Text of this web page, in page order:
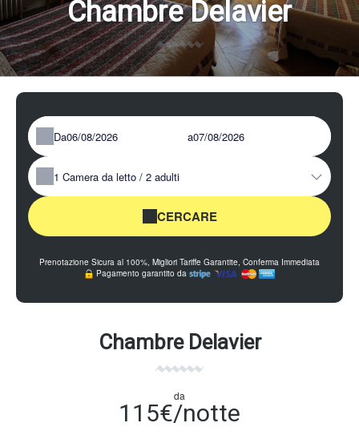
Chambre Delavier
Da a
1 Camera da letto / 2 adulti
CERCARE
Prenotazione Sicura al 100%, Migliori Tariffe Garantite, Conferma Immediata
Pagamento garantito da
Chambre Delavier
da
115€/notte